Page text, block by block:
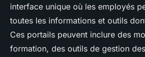
interface unique où les employés
toutes les informations et outils
Ces portails peuvent inclure des
formation, des outils de gestion